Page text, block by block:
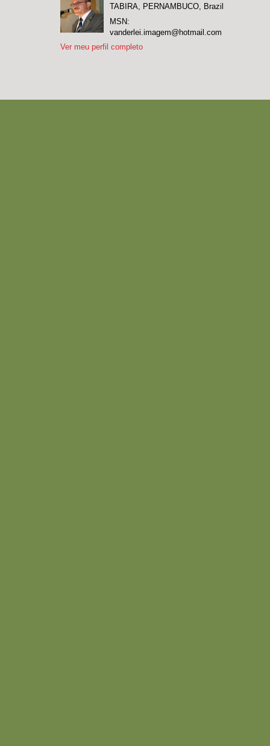
TABIRA, PERNAMBUCO, Brazil
MSN:
vanderlei.imagem@hotmail.com
Ver meu perfil completo